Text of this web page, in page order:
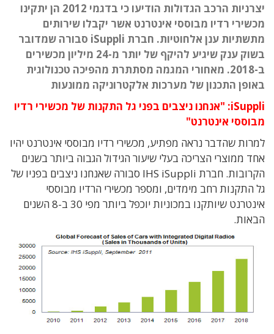
יצרניות הרכב הגדולות הודיעו כי בדגמי 2012 הן יתקינו
מכשירי רדיו מבוססי אינטרנט אשר יקבלו שירותים
מתשתיות ענן אלחוטיות. חברת iSuppli סבורה שמדובר
בשוק ענק שיגיע להיקף של יותר מ-24 מיליון מכשירים
ב-2018. מאחורי המגמה מסתתרת מהפיכה טכנולוגית
באופן התכנון של מערכות אלקטרוניקה ממונעות
iSuppli: "אנחנו ניצבים בפני גל התקנות של מכשירי רדיו
מבוססי אינטרנט"
למרות שהדבר נראה מפתיע, מכשירי רדיו מבוססי אינטרנט יהיו
אחד ממוצרי הצריכה בעלי שיעור הגידול הגבוה ביותר בשנים
הקרובות. חברת IHS iSuppli סבורה שאנחנו ניצבים בפניו של
גל התקנות רחב מימדים, ומספר מכשירי הרדיו מבוססי
אינטרנט שיותקנו במכוניות יוכפל ביותר מפי 30 ב-8 השנים
הבאות.